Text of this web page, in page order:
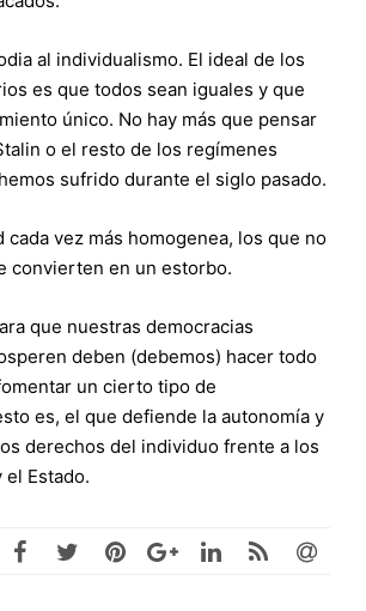
al individualismo. El ideal de los
es que todos sean iguales y que
único. No hay más que pensar
o el resto de los regímenes
sufrido durante el siglo pasado.
cada vez más homogenea, los que no
convierten en un estorbo.
que nuestras democracias
deben (debemos) hacer todo
un cierto tipo de
es, el que defiende la autonomía y
derechos del individuo frente a los
el Estado.